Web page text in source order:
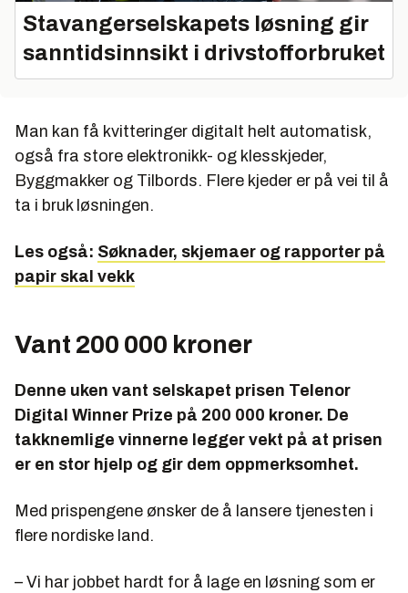
Stavangerselskapets løsning gir
sanntidsinnsikt i drivstofforbruket
Man kan få kvitteringer digitalt helt automatisk,
også fra store elektronikk- og klesskjeder,
Byggmakker og Tilbords. Flere kjeder er på vei til å
ta i bruk løsningen.
Les også: Søknader, skjemaer og rapporter på
papir skal vekk
Vant 200 000 kroner
Denne uken vant selskapet prisen Telenor
Digital Winner Prize på 200 000 kroner. De
takknemlige vinnerne legger vekt på at prisen
er en stor hjelp og gir dem oppmerksomhet.
Med prispengene ønsker de å lansere tjenesten i
flere nordiske land.
– Vi har jobbet hardt for å lage en løsning som er